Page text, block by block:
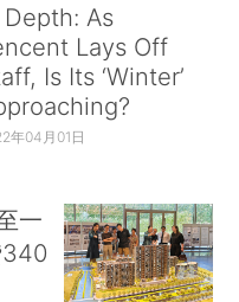
Depth: As
Lays Off
Is Its ‘Winter’
年04月01日
一
340